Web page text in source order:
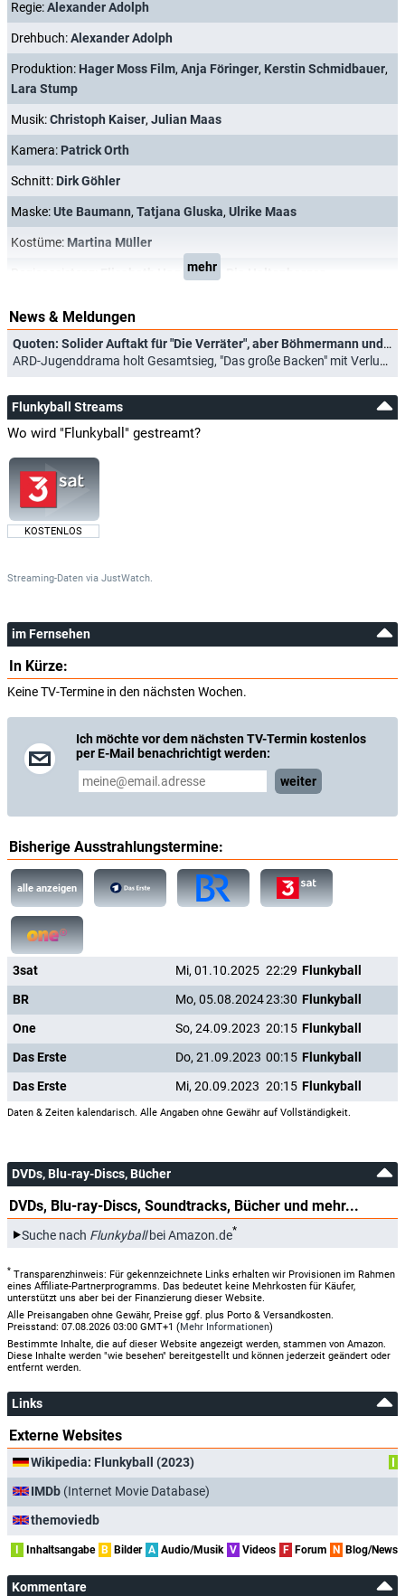
Regie:Alexander Adolph
Drehbuch:Alexander Adolph
Produktion: Hager Moss Film, Anja Föringer, Kerstin Schmidbauer,
Lara Stump
Musik:Christoph Kaiser, Julian Maas
Kamera: Patrick Orth
Schnitt: Dirk Göhler
Maske:Ute Baumann, Tatjana Gluska, Ulrike Maas
Kostüme: Martina Müller
Elisabeth Hagemann
mehr
News & Meldungen
Quoten: Solider Auftakt für "Die Verräter", aber Böhmermann und Pufpaff bei Jüngeren stärker
ARD-Jugenddrama holt Gesamtsieg, "Das große Backen" mit Verlusten (21.09.2023)
Flunkyball Streams
Wo wird "Flunkyball" gestreamt?
KOSTENLOS
Streaming-Daten via JustWatch.
im Fernsehen
In Kürze:
Keine TV-Termine in den nächsten Wochen.
Ich möchte vor dem nächsten TV-Termin kostenlos
per E-Mail benachrichtigt werden:
weiter
Bisherige Ausstrahlungstermine:
alle anzeigen
3sat Mi, 01.10.2025 22:29 Flunkyball
BR
Mo, 05.08.202423:30 Flunkyball
One
So, 24.09.2023 20:15 Flunkyball
Das Erste
Do, 21.09.2023 00:15 Flunkyball
Das Erste
Mi, 20.09.2023 20:15 Flunkyball
Daten & Zeiten kalendarisch. Alle Angaben ohne Gewähr auf Vollständigkeit.
DVDs, Blu-ray-Discs, Bücher
DVDs, Blu-ray-Discs, Soundtracks, Bücher und mehr...
Suche nach Flunkyballbei Amazon.de*
* Transparenzhinweis: Für gekennzeichnete Links erhalten wir Provisionen im Rahmen
eines Affiliate-Partnerprogramms. Das bedeutet keine Mehrkosten für Käufer,
unterstützt uns aber bei der Finanzierung dieser Website.
Alle Preisangaben ohne Gewähr, Preise ggf. plus Porto & Versandkosten.
Preisstand: 07.08.2026 03:00 GMT+1 (Mehr Informationen)
Bestimmte Inhalte, die auf dieser Website angezeigt werden, stammen von Amazon.
Diese Inhalte werden "wie besehen" bereitgestellt und können jederzeit geändert oder
entfernt werden.
Links
Externe Websites
Wikipedia: Flunkyball (2023)
I
IMDb (Internet Movie Database)
themoviedb
I Inhaltsangabe B Bilder A Audio/Musik V Videos F Forum N Blog/News
Kommentare